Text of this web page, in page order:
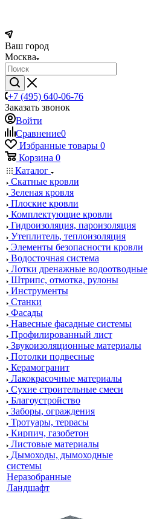
Ваш город
Москва
+7 (495) 640-06-76
Заказать звонок
Войти
Сравнение0
Избранные товары 0
Корзина 0
Каталог
Скатные кровли
Зеленая кровля
Плоские кровли
Комплектующие кровли
Гидроизоляция, пароизоляция
Утеплитель, теплоизоляция
Элементы безопасности кровли
Водосточная система
Лотки дренажные водоотводные
Штрипс, отмотка, рулоны
Инструменты
Станки
Фасады
Навесные фасадные системы
Профилированный лист
Звукоизоляционные материалы
Потолки подвесные
Керамогранит
Лакокрасочные материалы
Сухие строительные смеси
Благоустройство
Заборы, ограждения
Тротуары, террасы
Кирпич, газобетон
Листовые материалы
Дымоходы, дымоходные
системы
Неразобранные
Ландшафт